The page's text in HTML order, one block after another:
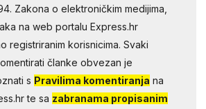
Zakona o elektroničkim medijima,
na web portalu Express.hr
registriranim korisnicima. Svaki
članke obvezan je
s Pravilima komentiranja na
te sa zabranama propisanim